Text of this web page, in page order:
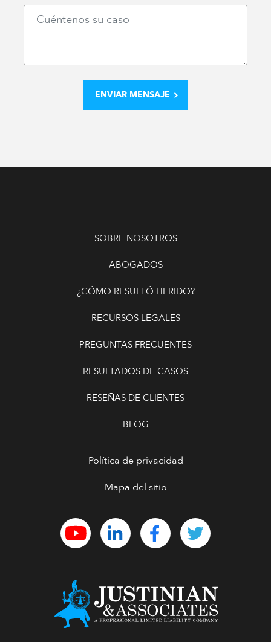
SOBRE NOSOTROS
ABOGADOS
¿CÓMO RESULTÓ HERIDO?
RECURSOS LEGALES
PREGUNTAS FRECUENTES
RESULTADOS DE CASOS
RESEÑAS DE CLIENTES
BLOG
Política de privacidad
Mapa del sitio